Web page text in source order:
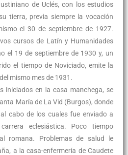
de Uclés, con los estudios
tierra, previa siempre la vocación
el 30 de septiembre de 1927.
cursos de Latín y Humanidades
el 19 de septiembre de 1930 y, un
el tiempo de Noviciado, emite la
mismo mes de 1931.
iniciados en la casa manchega, se
María de La Vid (Burgos), donde
cabo de los cuales fue enviado a
eclesiástica. Poco tiempo
romana. Problemas de salud le
a la casa-enfermería de Caudete